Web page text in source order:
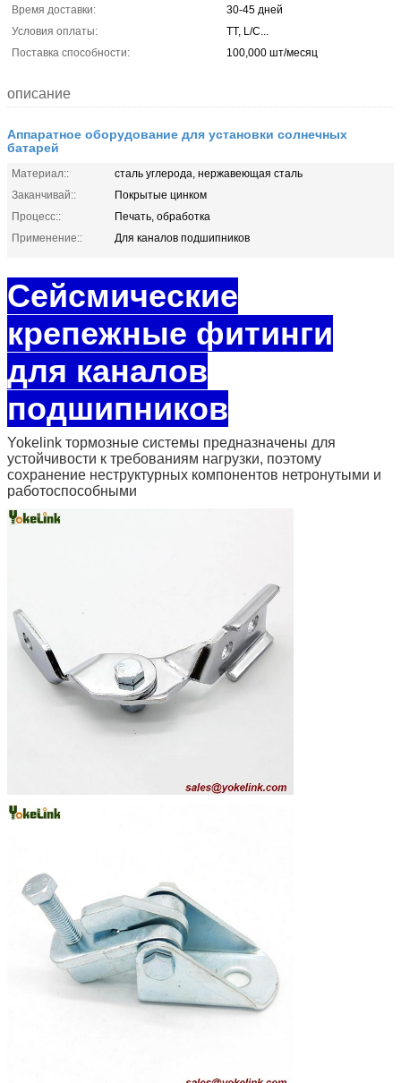
Время доставки:
30-45 дней
Условия оплаты:
TT, L/C...
Поставка способности:
100,000 шт/месяц
описание
Аппаратное оборудование для установки солнечных
батарей
Материал::
сталь углерода, нержавеющая сталь
Заканчивай::
Покрытые цинком
Процесс::
Печать, обработка
Применение::
Для каналов подшипников
Сейсмические
крепежные фитинги
для каналов
подшипников
Yokelink тормозные системы предназначены для
устойчивости к требованиям нагрузки, поэтому
сохранение неструктурных компонентов нетронутыми и
работоспособными